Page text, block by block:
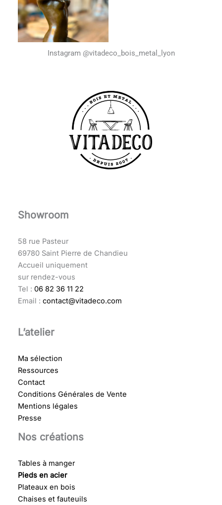
Instagram @vitadeco_bois_metal_lyon
Showroom
58 rue Pasteur
69780 Saint Pierre de Chandieu
Accueil uniquement
sur rendez-vous
Tel : 06 82 36 11 22
Email : contact@vitadeco.com
L’atelier
Ma sélection
Ressources
Contact
Conditions Générales de Vente
Mentions légales
Presse
Nos créations
Tables à manger
Pieds en acier
Plateaux en bois
Chaises et fauteuils